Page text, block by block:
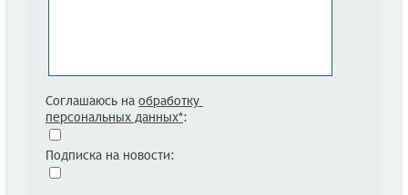
Соглашаюсь на обработку
персональных данных*:
Подписка на новости: